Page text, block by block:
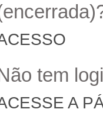
tem
A